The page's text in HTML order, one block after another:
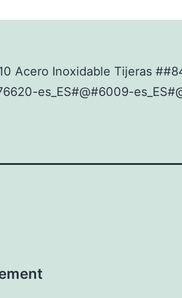
Acero Inoxidable Tijeras
es_ES#@#6009-